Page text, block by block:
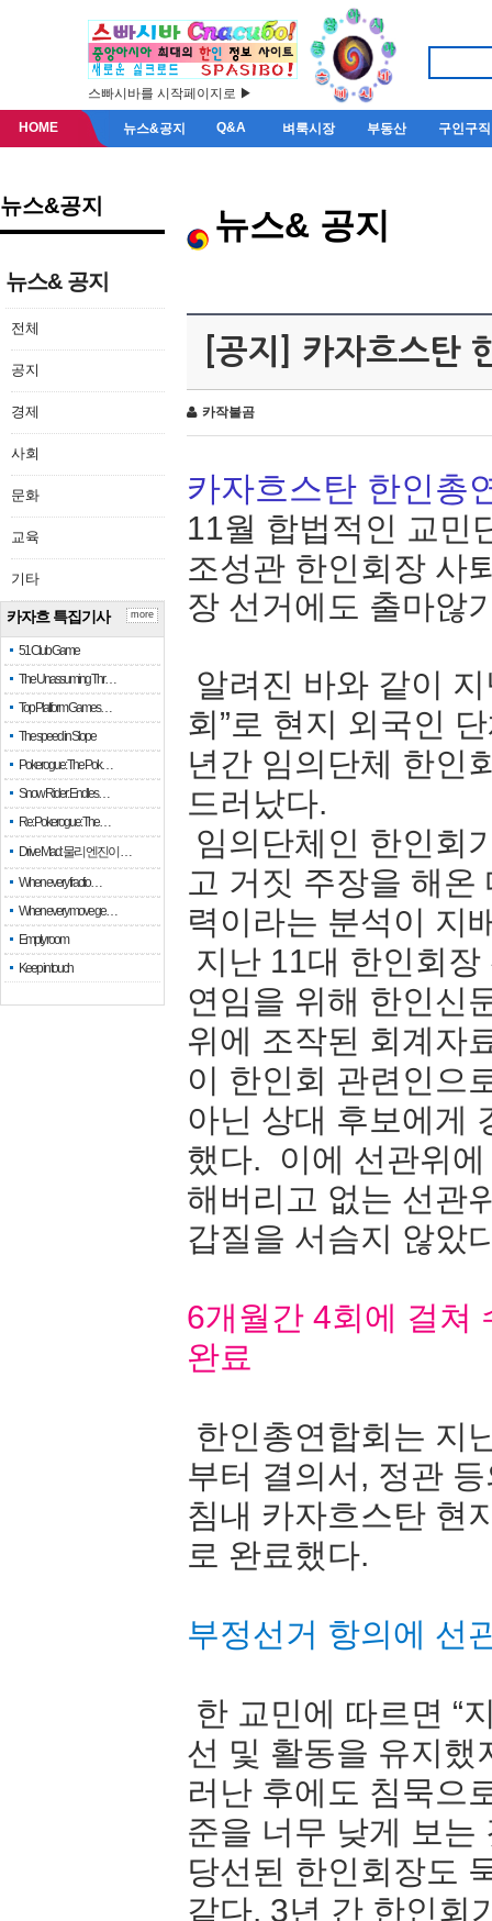
스빠시바를 시작페이지로 ▶
HOME 뉴스&공지 Q&A 벼룩시장 부동산 구인구직
뉴스&공지
뉴스& 공지
전체
공지
경제
사회
문화
교육
기타
카자흐 특집기사
51 Club Game
The Unassuming Thr…
Top Platform Games…
The speed in Slope
Pokerogue: The Pok…
Snow Rider: Endles…
Re: Pokerogue: The…
Drive Mad: 물리 엔진이 …
When every fractio…
When every move ge…
Empty room
Keep in touch
more
뉴스& 공지
[공지] 카자흐스탄
카작불곰
카자흐스탄 한인총
11월 합법적인 교민
조성관 한인회장 사
장 선거에도 출마않
알려진 바와 같이
회”로 현지 외국인
년간 임의단체 한인
드러났다.
임의단체인 한인회
고 거짓 주장을 해
력이라는 분석이 지
지난 11대 한인회
연임을 위해 한인신
위에 조작된 회계자
이 한인회 관련인으
아닌 상대 후보에게
했다. 이에 선관위
해버리고 없는 선관
갑질을 서슴지 않았
6개월간 4회에 걸쳐
완료
한인총연합회는 지
부터 결의서, 정관
침내 카자흐스탄 현
로 완료했다.
부정선거 항의에 선
한 교민에 따르면 “
선 및 활동을 유지했
러난 후에도 침묵으
준을 너무 낮게 보는
당선된 한인회장도
같다. 3년 간 한인회